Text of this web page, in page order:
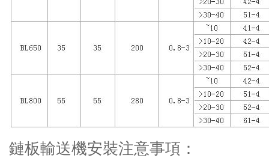
鏈板輸送機安裝注意事項：